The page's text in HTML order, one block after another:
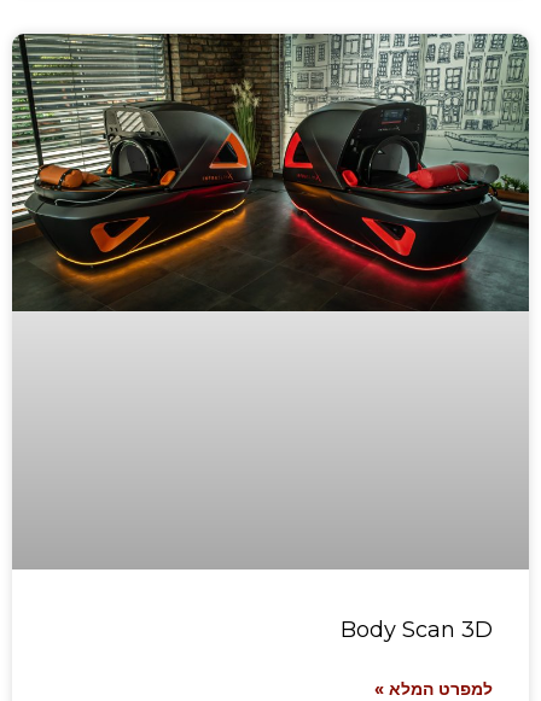
Body Scan 3D
למפרט המלא »